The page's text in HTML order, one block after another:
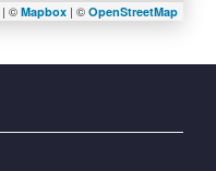
| © Mapbox | © OpenStreetMap